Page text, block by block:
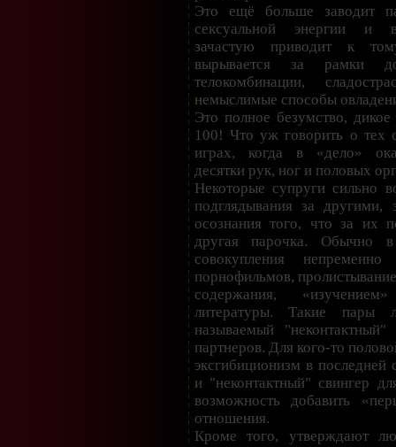
Это ещё больше заводит
сексуальной энергии и
зачастую приводит к
вырывается за рамки
телокомбинации,
немыслимые способы
Это полное безумство,
100! Что уж говорить о тех
играх, когда в «дело»
десятки рук, ног и половых
Некоторые супруги сильно
подглядывания за
осознания того, что за их
другая парочка. Обычно
совокупления
порнофильмов,
содержания,
литературы. Такие пары
называемый
партнеров. Для кого-то
эксгибиционизм в последней
и "неконтактный" свингер
возможность добавить
отношения.
Кроме того, утверждают